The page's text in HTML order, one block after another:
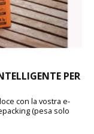
PER
con la vostra e-
(pesa solo